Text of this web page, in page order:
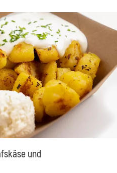
und